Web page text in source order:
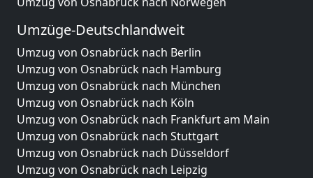
Umzüge-Deutschlandweit
Umzug von Osnabrück nach Berlin
Umzug von Osnabrück nach Hamburg
Umzug von Osnabrück nach München
Umzug von Osnabrück nach Köln
Umzug von Osnabrück nach Frankfurt am Main
Umzug von Osnabrück nach Stuttgart
Umzug von Osnabrück nach Düsseldorf
Umzug von Osnabrück nach Leipzig